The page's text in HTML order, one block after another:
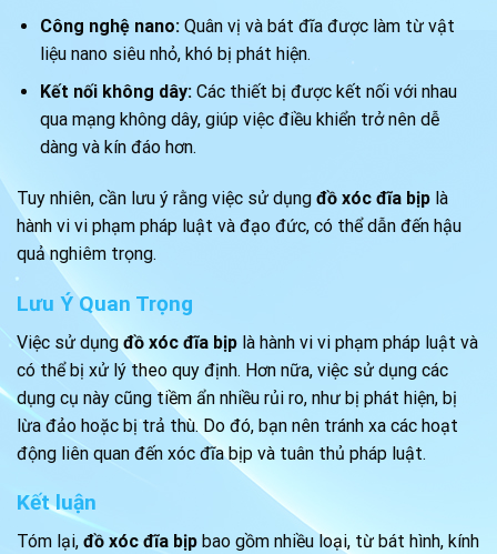
Công nghệ nano:Quân vị và bát đĩa được làm từ vật
liệu nano siêu nhỏ, khó bị phát hiện.
Kết nối không dây:Các thiết bị được kết nối với nhau
qua mạng không dây, giúp việc điều khiển trở nên dễ
dàng và kín đáo hơn.
Tuy nhiên, cần lưu ý rằng việc sử dụng đồ xóc đĩa bịp là
hành vi vi phạm pháp luật và đạo đức, có thể dẫn đến hậu
quả nghiêm trọng.
Lưu Ý Quan Trọng
Việc sử dụng đồ xóc đĩa bịp là hành vi vi phạm pháp luật và
có thể bị xử lý theo quy định. Hơn nữa, việc sử dụng các
dụng cụ này cũng tiềm ẩn nhiều rủi ro, như bị phát hiện, bị
lừa đảo hoặc bị trả thù. Do đó, bạn nên tránh xa các hoạt
động liên quan đến xóc đĩa bịp và tuân thủ pháp luật.
Kết luận
Tóm lại, đồ xóc đĩa bịp bao gồm nhiều loại, từ bát hình, kính